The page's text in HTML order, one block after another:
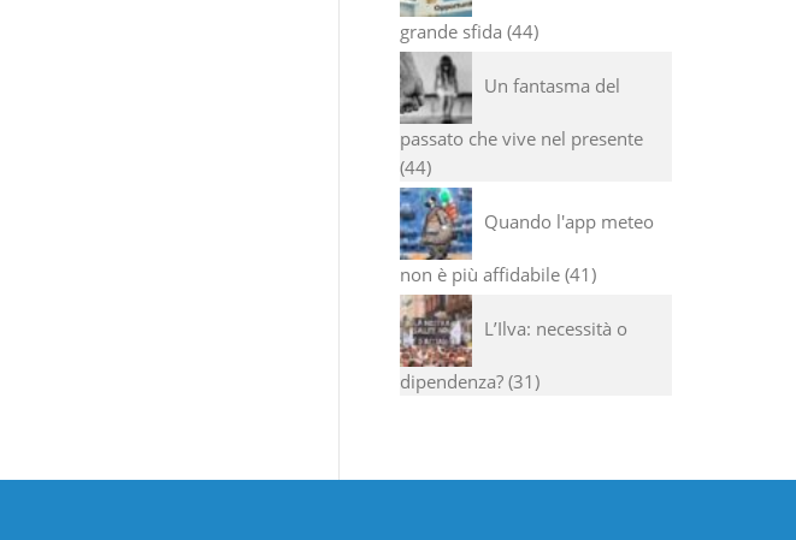
grande sfida 44
Un fantasma del
passato che vive nel presente
44
Quando l'app meteo
non è più affidabile 41
L’Ilva: necessità o
dipendenza? 31